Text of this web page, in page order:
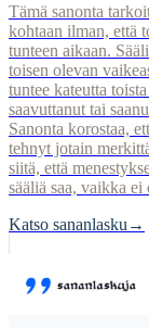
Tämä sanonta
kohtaan ilman, että
tunteen aikaan.
toisen olevan
tuntee kateutta
saavuttanut tai
Sanonta korostaa,
tehnyt jotain
siitä, että
sääliä saa, vaikka
Katso sananlasku →